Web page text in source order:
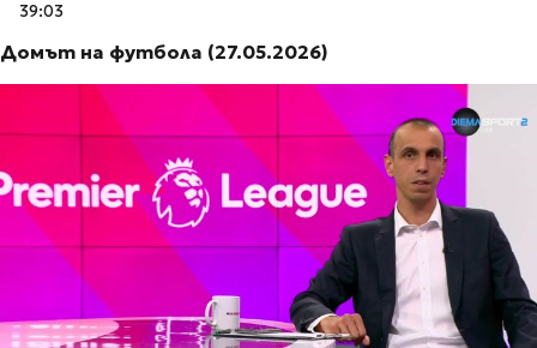
39:03
Домът на футбола (27.05.2026)